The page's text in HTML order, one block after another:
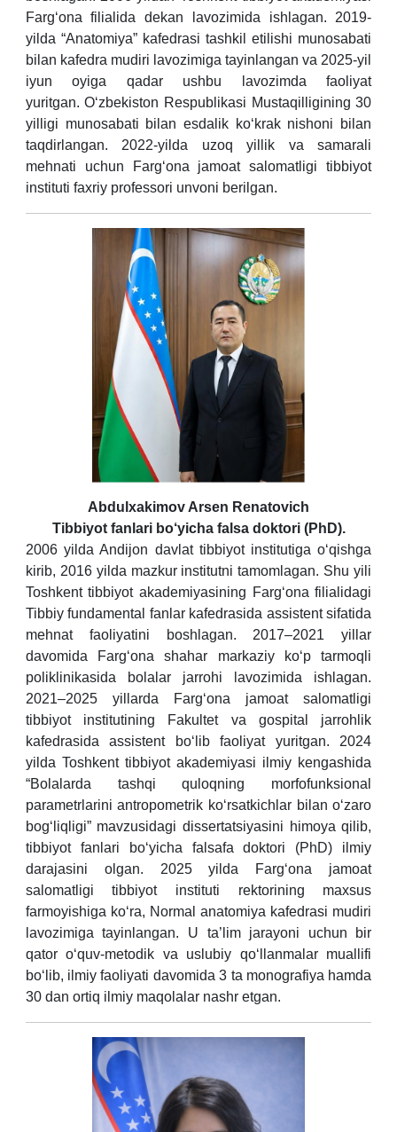
Farg‘ona filialida dekan lavozimida ishlagan. 2019-
yilda “Anatomiya” kafedrasi tashkil etilishi munosabati
bilan kafedra mudiri lavozimiga tayinlangan va 2025-yil
iyun oyiga qadar ushbu lavozimda faoliyat
yuritgan.O‘zbekiston Respublikasi Mustaqilligining 30
yilligi munosabati bilan esdalik ko‘krak nishoni bilan
taqdirlangan. 2022-yilda uzoq yillik va samarali
mehnati uchun Farg‘ona jamoat salomatligi tibbiyot
instituti faxriy professori unvoni berilgan.
Abdulxakimov Arsen Renatovich
Tibbiyot fanlari bo‘yicha falsa doktori (PhD).
2006 yilda Andijon davlat tibbiyot institutiga o‘qishga
kirib, 2016 yilda mazkur institutni tamomlagan. Shu yili
Toshkent tibbiyot akademiyasining Farg‘ona filialidagi
Tibbiy fundamental fanlar kafedrasida assistent sifatida
mehnat faoliyatini boshlagan. 2017–2021 yillar
davomida Farg‘ona shahar markaziy ko‘p tarmoqli
poliklinikasida bolalar jarrohi lavozimida ishlagan.
2021–2025 yillarda Farg‘ona jamoat salomatligi
tibbiyot institutining Fakultet va gospital jarrohlik
kafedrasida assistent bo‘lib faoliyat yuritgan. 2024
yilda Toshkent tibbiyot akademiyasi ilmiy kengashida
“Bolalarda tashqi quloqning morfofunksional
parametrlarini antropometrik ko‘rsatkichlar bilan o‘zaro
bog‘liqligi” mavzusidagi dissertatsiyasini himoya qilib,
tibbiyot fanlari bo‘yicha falsafa doktori (PhD) ilmiy
darajasini olgan. 2025 yilda Farg‘ona jamoat
salomatligi tibbiyot instituti rektorining maxsus
farmoyishiga ko‘ra, Normal anatomiya kafedrasi mudiri
lavozimiga tayinlangan. U ta’lim jarayoni uchun bir
qator o‘quv-metodik va uslubiy qo‘llanmalar muallifi
bo‘lib, ilmiy faoliyati davomida 3 ta monografiya hamda
30 dan ortiq ilmiy maqolalar nashr etgan.